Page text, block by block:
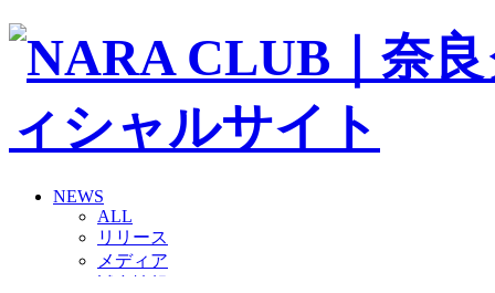
NEWS
ALL
リリース
メディア